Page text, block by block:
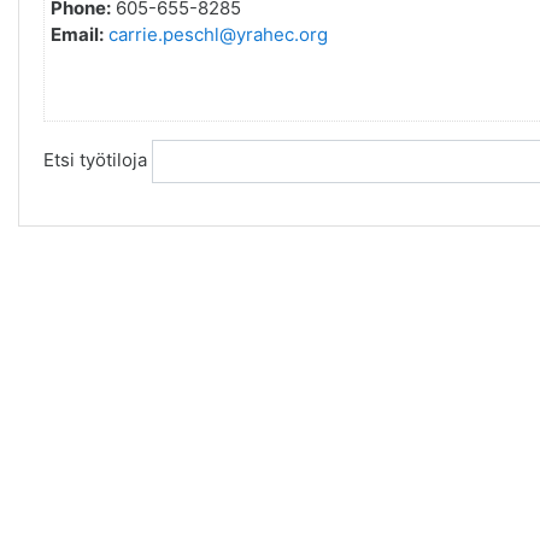
Phone: 605-655-8285
Email: carrie.peschl@yrahec.org
Etsi työtiloja